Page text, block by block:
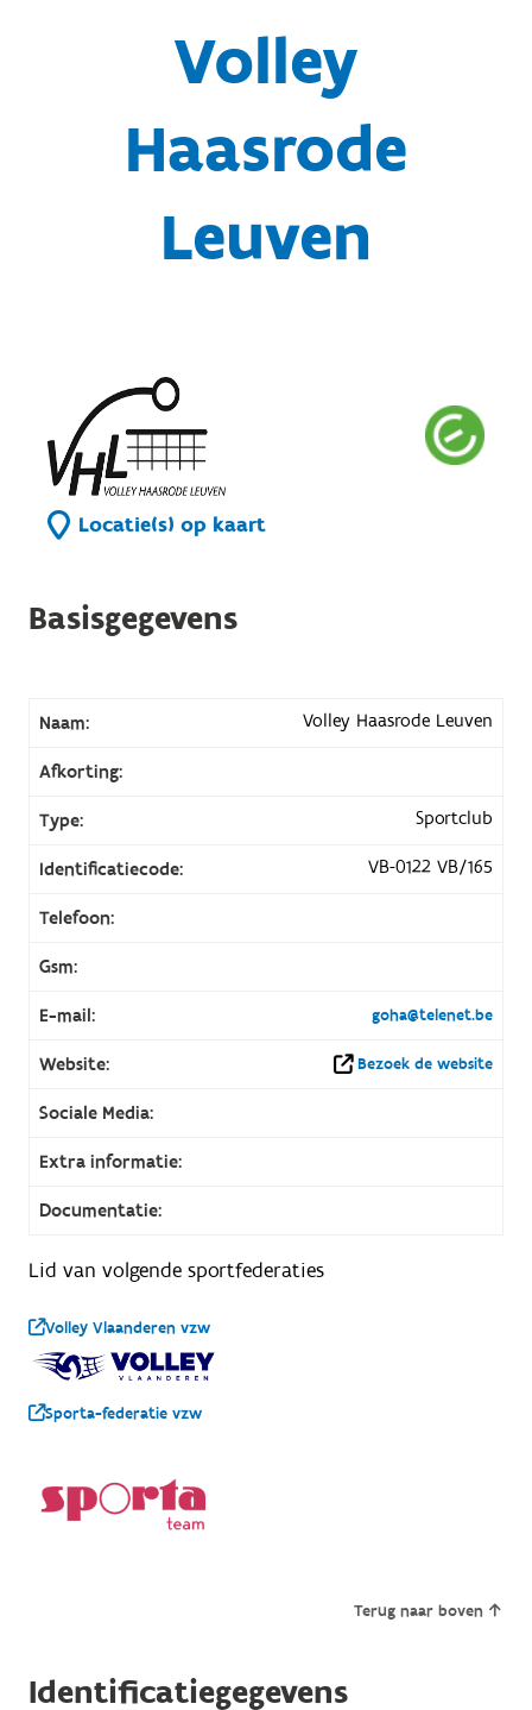
Volley
Haasrode
Leuven
Locatie(s) op kaart
Basisgegevens
Naam: Volley Haasrode Leuven
Afkorting:
Type: Sportclub
Identificatiecode: VB-0122 VB/165
Telefoon:
Gsm:
E-mail: goha@telenet.be
Website: Bezoek de website
Sociale Media:
Extra informatie:
Documentatie:
Lid van volgende sportfederaties
Volley Vlaanderen vzw
Sporta-federatie vzw
Terug naar boven
Identificatiegegevens